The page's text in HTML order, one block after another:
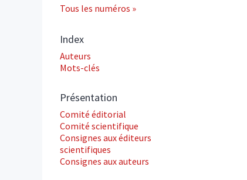
Tous les numéros
Index
Auteurs
Mots-clés
Présentation
Comité éditorial
Comité scientifique
Consignes aux éditeurs
scientifiques
Consignes aux auteurs